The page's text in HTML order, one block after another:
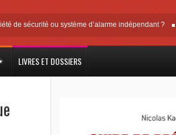
ou système d’alarme indépendant ? Vidéo
LIVRES ET DOSSIERS